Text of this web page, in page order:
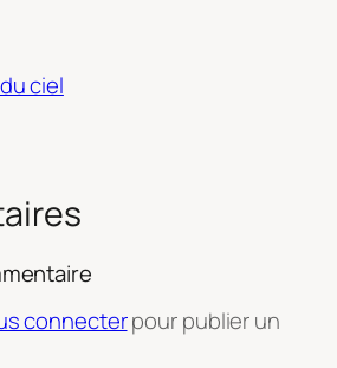
ciel
connecterpour publier un